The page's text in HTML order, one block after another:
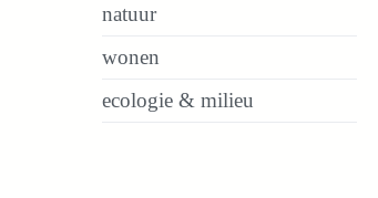
natuur
wonen
ecologie & milieu